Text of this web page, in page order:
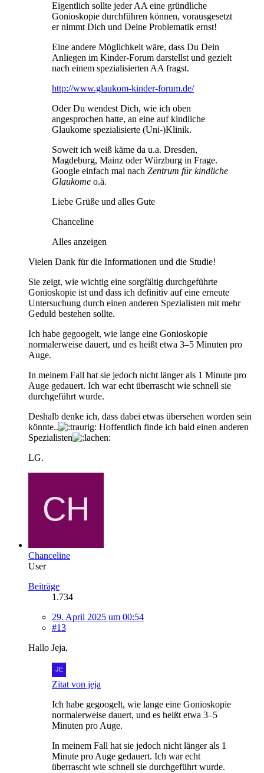
Eigentlich sollte jeder AA eine gründliche
Gonioskopie durchführen können, vorausgesetzt
er nimmt Dich und Deine Problematik ernst!
Eine andere Möglichkeit wäre, dass Du Dein
Anliegen im Kinder-Forum darstellst und gezielt
nach einem spezialisierten AA fragst.
http://www.glaukom-kinder-forum.de/
Oder Du wendest Dich, wie ich oben
angesprochen hatte, an eine auf kindliche
Glaukome spezialisierte (Uni-)Klinik.
Soweit ich weiß käme da u.a. Dresden,
Magdeburg, Mainz oder Würzburg in Frage.
Google einfach mal nach Zentrum für kindliche
Glaukome o.ä.
Liebe Grüße und alles Gute
Chanceline
Alles anzeigen
Vielen Dank für die Informationen und die Studie!
Sie zeigt, wie wichtig eine sorgfältig durchgeführte
Gonioskopie ist und dass ich definitiv auf eine erneute
Untersuchung durch einen anderen Spezialisten mit mehr
Geduld bestehen sollte.
Ich habe gegoogelt, wie lange eine Gonioskopie
normalerweise dauert, und es heißt etwa 3–5 Minuten pro
Auge.
In meinem Fall hat sie jedoch nicht länger als 1 Minute pro
Auge gedauert. Ich war echt überrascht wie schnell sie
durchgeführt wurde.
Deshalb denke ich, dass dabei etwas übersehen worden sein
könnte..
Hoffentlich finde ich bald einen anderen
Spezialisten
LG.
Chanceline
User
Beiträge
1.734
29. April 2025 um 00:54
#13
Hallo Jeja,
Zitat von jeja
Ich habe gegoogelt, wie lange eine Gonioskopie
normalerweise dauert, und es heißt etwa 3–5
Minuten pro Auge.
In meinem Fall hat sie jedoch nicht länger als 1
Minute pro Auge gedauert. Ich war echt
überrascht wie schnell sie durchgeführt wurde.